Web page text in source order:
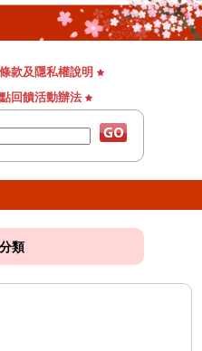
款及隱私權說明
回饋活動辦法
類